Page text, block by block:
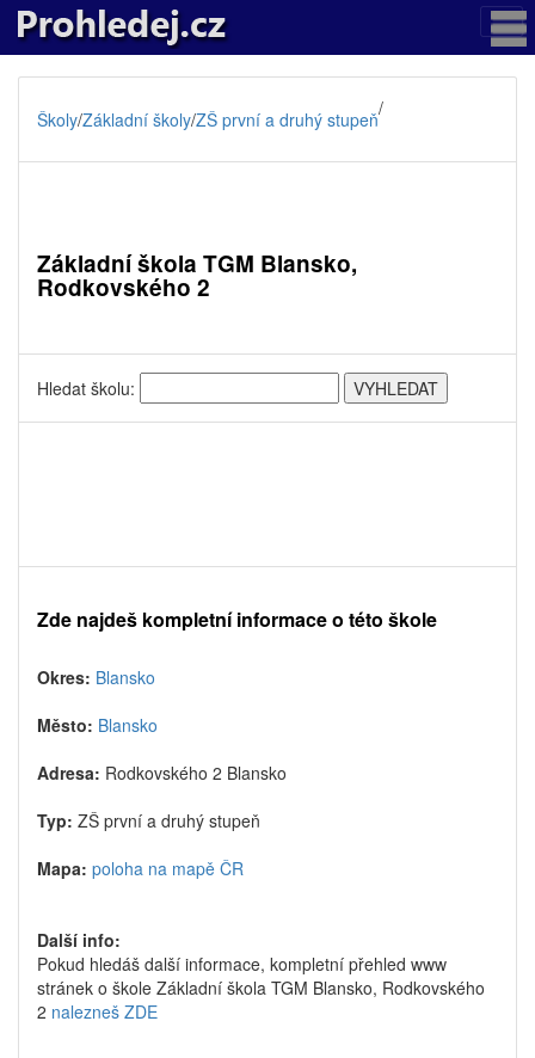
Školy/Základní školy/ZŠ první a druhý stupeň/
Základní škola TGM Blansko,
Rodkovského 2
Hledat školu:
Zde najdeš kompletní informace o této škole
Okres: Blansko
Město: Blansko
Adresa: Rodkovského 2 Blansko
Typ: ZŠ první a druhý stupeň
Mapa: poloha na mapě ČR
Další info:
Pokud hledáš další informace, kompletní přehled www
stránek o škole Základní škola TGM Blansko, Rodkovského
2 nalezneš ZDE